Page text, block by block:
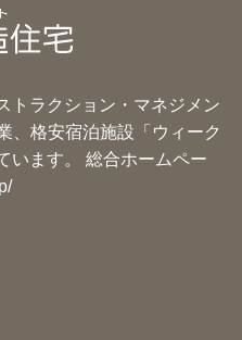
トラクション・マネジメン
、格安宿泊施設「ウィーク
います。 総合ホームペー